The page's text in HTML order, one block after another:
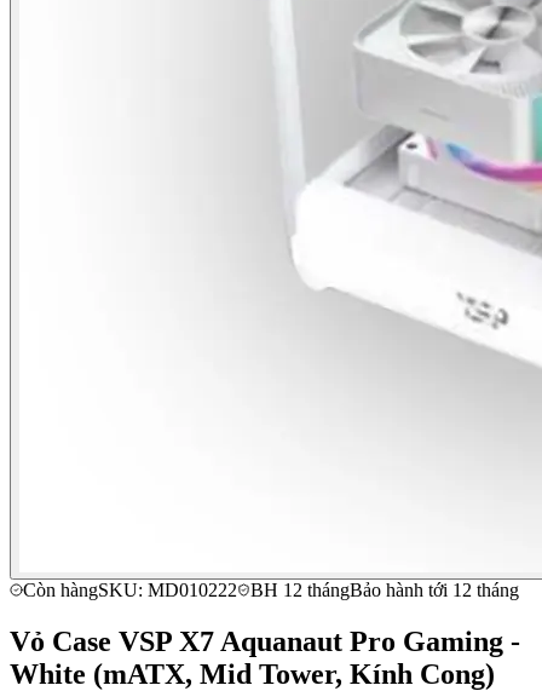
Còn hàngSKU: MD010222 BH 12 thángBảo hành tới 12 tháng
Vỏ Case VSP X7 Aquanaut Pro Gaming -
White (mATX, Mid Tower, Kính Cong)